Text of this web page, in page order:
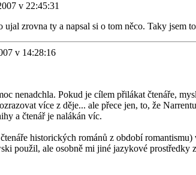
v 22:45:31
ujal zrovna ty a napsal si o tom něco. Taky jsem
v 14:28:16
nenadchla. Pokud je cílem přilákat čtenáře,
více z děje... ale přece jen, to, že
a čtenář je nalákán víc.
historických románů z období
použil, ale osobně mi jiné jazykové